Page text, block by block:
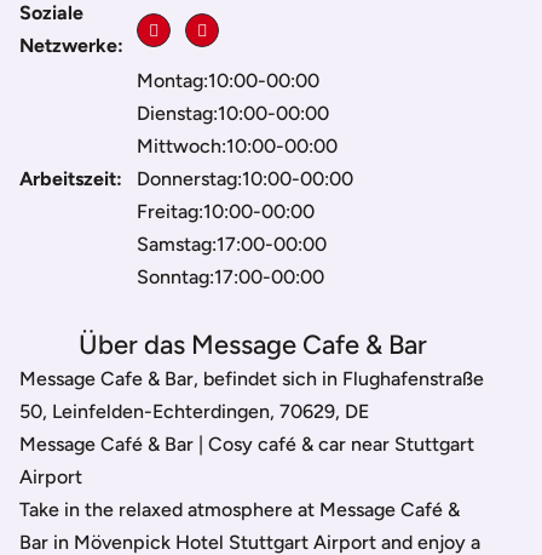
Soziale
Netzwerke:
Arbeitszeit:
Montag:10:00-00:00
Dienstag:10:00-00:00
Mittwoch:10:00-00:00
Donnerstag:10:00-00:00
Freitag:10:00-00:00
Samstag:17:00-00:00
Sonntag:17:00-00:00
Über das Message Cafe & Bar
Message Cafe & Bar, befindet sich in Flughafenstraße
50, Leinfelden-Echterdingen, 70629, DE
Message Café & Bar | Cosy café & car near Stuttgart
Airport
Take in the relaxed atmosphere at Message Café &
Bar in Mövenpick Hotel Stuttgart Airport and enjoy a